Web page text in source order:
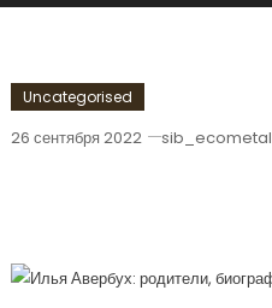
Uncategorised
26 сентября 2022 sib_ecometal